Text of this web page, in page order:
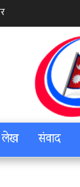
लेख संवाद